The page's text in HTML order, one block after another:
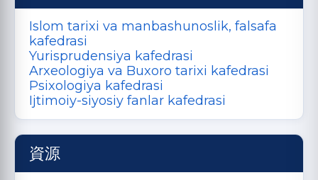
Islom tarixi va manbashunoslik, falsafa
kafedrasi
Yurisprudensiya kafedrasi
Arxeologiya va Buxoro tarixi kafedrasi
Psixologiya kafedrasi
Ijtimoiy-siyosiy fanlar kafedrasi
資源